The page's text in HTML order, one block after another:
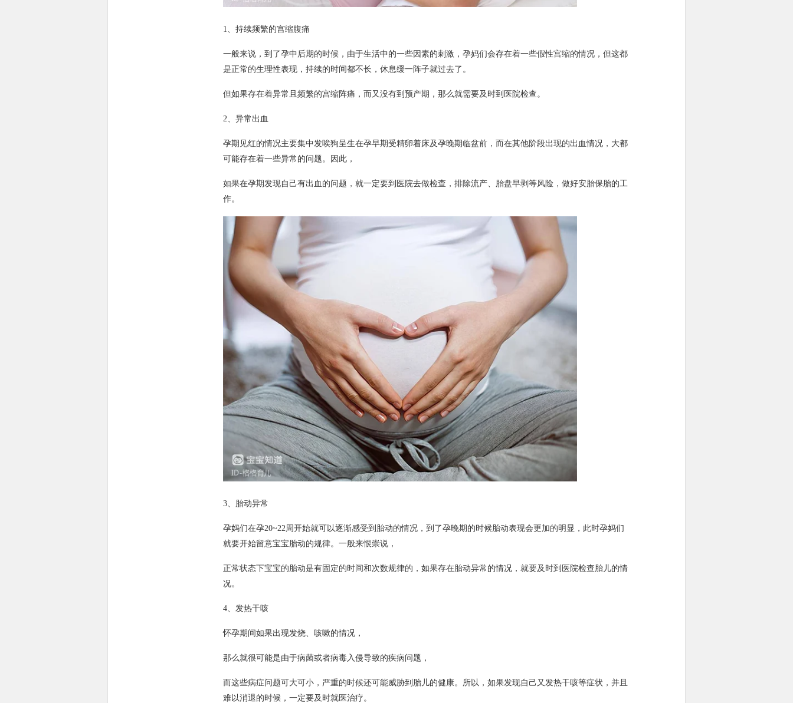
1、持续频繁的宫缩腹痛
一般来说，到了孕中后期的时候，由于生活中的一些因素的刺激，孕妈们会存在着一些假性宫缩的情况，但这都
是正常的生理性表现，持续的时间都不长，休息缓一阵子就过去了。
但如果存在着异常且频繁的宫缩阵痛，而又没有到预产期，那么就需要及时到医院检查。
2、异常出血
孕期见红的情况主要集中发唉狗呈生在孕早期受精卵着床及孕晚期临盆前，而在其他阶段出现的出血情况，大都
可能存在着一些异常的问题。因此，
如果在孕期发现自己有出血的问题，就一定要到医院去做检查，排除流产、胎盘早剥等风险，做好安胎保胎的工
作。
3、胎动异常
孕妈们在孕20~22周开始就可以逐渐感受到胎动的情况，到了孕晚期的时候胎动表现会更加的明显，此时孕妈们
就要开始留意宝宝胎动的规律。一般来恨崇说，
正常状态下宝宝的胎动是有固定的时间和次数规律的，如果存在胎动异常的情况，就要及时到医院检查胎儿的情
况。
4、发热干咳
怀孕期间如果出现发烧、咳嗽的情况，
那么就很可能是由于病菌或者病毒入侵导致的疾病问题，
而这些病症问题可大可小，严重的时候还可能威胁到胎儿的健康。所以，如果发现自己又发热干咳等症状，并且
难以消退的时候，一定要及时就医治疗。